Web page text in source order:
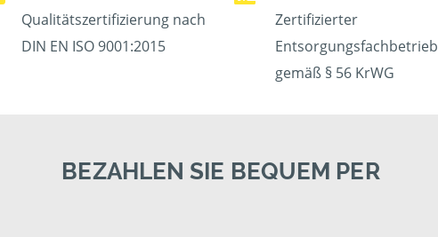
Qualitätszertifizierung nach
DIN EN ISO 9001:2015
Zertifizierter
Entsorgungsfachbetrieb
gemäß § 56 KrWG
BEZAHLEN SIE BEQUEM PER